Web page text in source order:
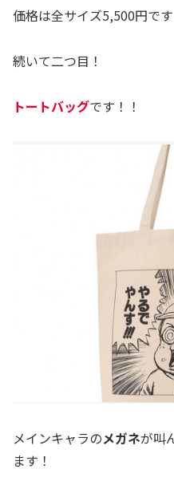
価格は全サイズ5,500円です
続いて二つ目！
トートバッグです！！
メインキャラのメガネが叫
ます！